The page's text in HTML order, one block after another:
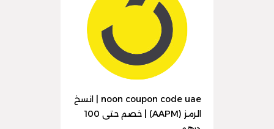
noon coupon code uae | انسخ
الرمز (AAPM) | خصم حتى 100